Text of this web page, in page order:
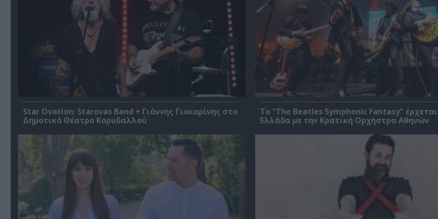
Star Ovation: Starovas Band + Γιάννης Γιοκαρίνης στο
Δημοτικό Θέατρο Κορυδαλλού
Το “The Beatles Symphonic Fantasy”
Ελλάδα με την Κρατική Ορχήστρα Αθηνών